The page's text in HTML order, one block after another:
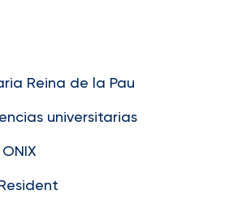
Reina de la Pau
universitarias